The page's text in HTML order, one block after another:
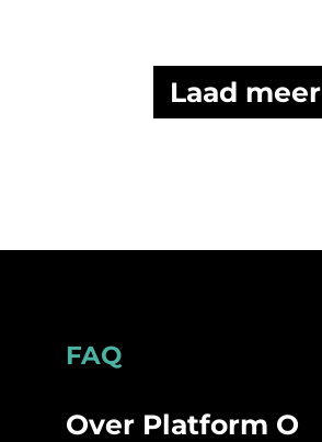
Laad meer
Footer
FAQ
Over Platform O